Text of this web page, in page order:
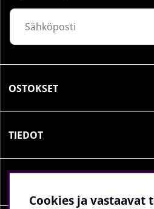
OSTOKSET
TIEDOT
Cookies ja vastaavat